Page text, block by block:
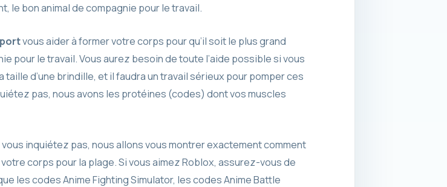
le bon animal de compagnie pour le travail.
vous aider à former votre corps pour qu’il soit le plus grand
pour le travail. Vous aurez besoin de toute l’aide possible si vous
d’une brindille, et il faudra un travail sérieux pour pomper ces
pas, nous avons les protéines (codes) dont vos muscles
inquiétez pas, nous allons vous montrer exactement comment
corps pour la plage. Si vous aimez Roblox, assurez-vous de
les codes Anime Fighting Simulator, les codes Anime Battle